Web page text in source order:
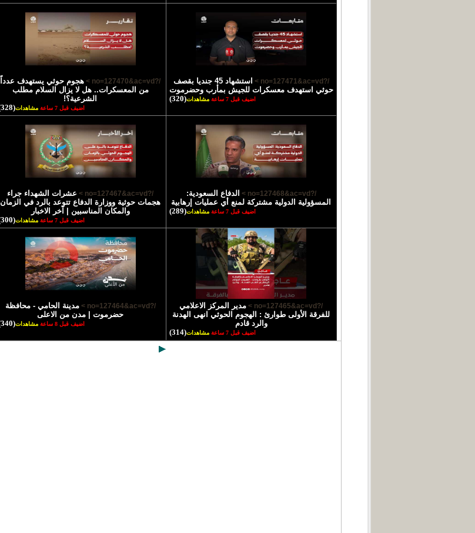
/?no=127471&ac=vd >
استشهاد 45 جنديا بقصف
حوثي استهدف معسكرات للجيش بمأرب وحضرموت
اضيف قبل 7 ساعة مشاهدات(320)
/?no=127470&ac=vd >
هجوم حوثي يستهدف عدداً
من المعسكرات.. هل لا يزال السلام مطلب
الشرعية؟!
اضيف قبل 7 ساعة مشاهدات(328)
/?no=127468&ac=vd >
الدفاع السعودية:
المسؤولية الدولية مشتركة لمنع أي عمليات إرهابية
اضيف قبل 7 ساعة مشاهدات(289)
/?no=127467&ac=vd >
عشرات الشهداء جراء
هجمات حوثية ووزارة الدفاع تتوعد بالرد في الزمان
والمكان المناسبين | آخر الاخبار
اضيف قبل 7 ساعة مشاهدات(300)
/?no=127465&ac=vd >
مدير المركز الاعلامي
للفرقة الأولى طوارئ : الهجوم الحوثي انهى الهدنة
والرد قادم
اضيف قبل 7 ساعة مشاهدات(314)
/?no=127464&ac=vd >
مدينة الحامي - محافظة
حضرموت | مدن من الاعلى
اضيف قبل 8 ساعة مشاهدات(340)